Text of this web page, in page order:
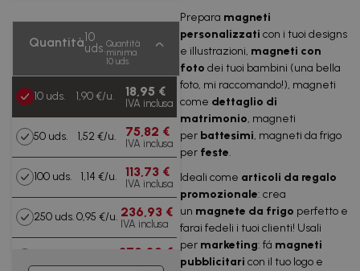
Quantità10
uds. Quantità
minima
10 uds.
10 uds. 1,90 €/u. 18,95 €
IVA inclusa
50 uds. 1,52 €/u. 75,82 €
IVA inclusa
100 uds. 1,14 €/u. 113,73 €
IVA inclusa
250 uds. 0,95 €/u. 236,93 €
IVA inclusa
379,09 €
IVA inclusa
Prepara magneti
personalizzati con i tuoi designs
e illustrazioni, magneti con
foto dei tuoi bambini (una bella
foto, mi raccomando!), magneti
come dettaglio di
matrimonio, magneti
per battesimi, magneti da frigo
per feste.
Ideali come articoli da regalo
promozionale: crea
un magnete da frigo perfetto e
farai fedeli i tuoi clienti! Usali
per marketing: fá magneti
pubblicitari con il tuo logo e